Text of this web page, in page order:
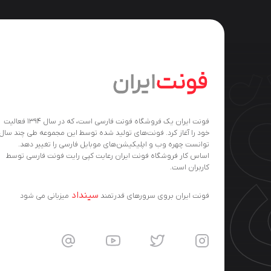
فونت ایران یک فروشگاه فونت فارسی است، که در سال ۱۳۹۴ فعالیت
خود را آغاز کرد. فونت‌های تولید شده توسط این مجموعه طی چند
توانست چهره وب و اپلیکیشن‌های موبایل فارسی را تغییر دهد.
اساس کار فروشگاه فونت ایران رعایت کپی رایت فونت فارسی توسط
کاربران است.
فونت ایران بروی سرورهای قدرتمند سینداد میزبانی می شود